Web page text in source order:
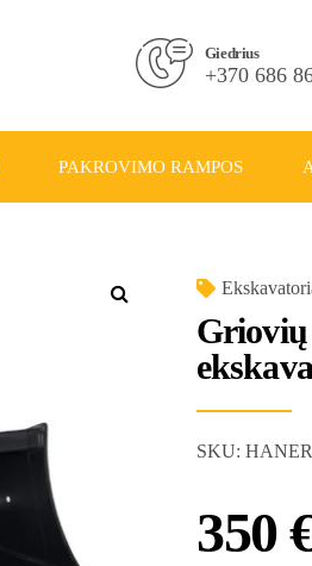
Giedrius
+370 686
PAKROVIMO RAMPOS
Griovių
SKU:
350